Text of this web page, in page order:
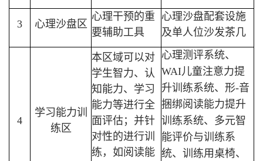
3 心理沙盘区
心理干预的重
要辅助工具
心理沙盘配套设施
及单人位沙发茶几
4
学习能力训
练区
本区域可以对
学生智力、认
知能力、学习
能力等进行全
面评估；并针
对性的进行训
练，如阅读能
心理测评系统、
WAI儿童注意力提
升训练系统、形-音
捆绑阅读能力提升
训练系统、多元智
能评价与训练系
统、训练用桌椅、